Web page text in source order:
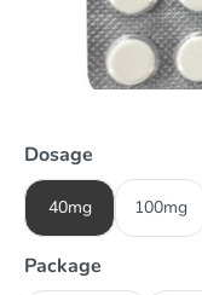
Dosage
40mg 100mg
Package